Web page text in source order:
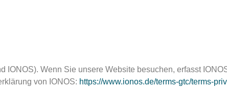
Wenn Sie unsere Website besuchen, erfasst
von IONOS: https://www.ionos.de/terms-gtc/terms-